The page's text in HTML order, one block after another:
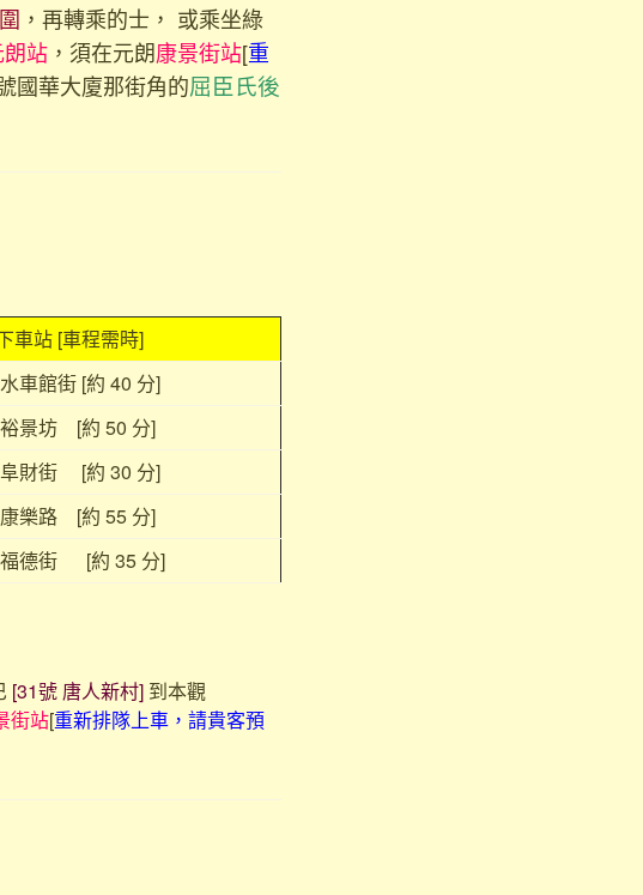
，再轉乘的士， 或乘坐綠
站 ，須在元朗康景街站[重
國華大廈那街角的屈臣氏後
車站 [車程需時]
車館街 [約 40 分]
景坊 [約 50 分]
財街 [約 30 分]
樂路 [約 55 分]
福德街 [約 35 分]
[31號 唐人新村] 到本觀
街站[重新排隊上車，請貴客預